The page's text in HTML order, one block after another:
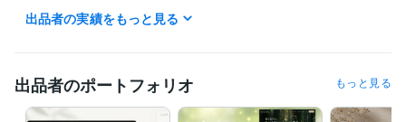
▼休日の対応時間
上記の時間帯を中心にメッセージを確認していますが、ご相談・お問い
合わせへの返信は、可能な範囲で随時行っております。急ぎのご相談や
確認事項がある場合も、まずはお気軽にお声がけください。
出品者の実績をもっと見る
出品者のポートフォリオ もっと見る